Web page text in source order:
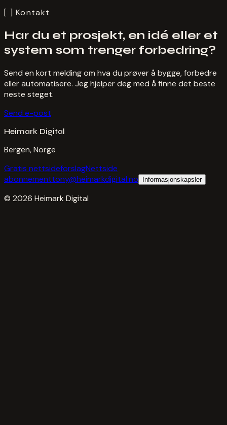
[ ]Kontakt
Har du et prosjekt, en idé eller et
system som trenger forbedring?
Send en kort melding om hva du prøver å bygge, forbedre
eller automatisere. Jeg hjelper deg med å finne det beste
neste steget.
Send e-post
Heimark Digital
Bergen, Norge
Gratis nettsideforslagNettside
abonnementtony@heimarkdigital.no Informasjonskapsler
© 2026 Heimark Digital